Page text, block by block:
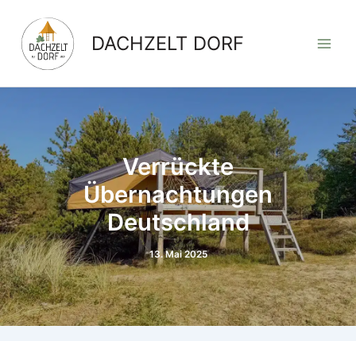
Inhalt
springen
DACHZELT DORF
Verrückte
Übernachtungen
Deutschland
13. Mai 2025